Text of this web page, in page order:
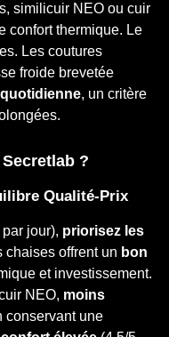
similicuir NEO ou cuir
confort thermique. Le
Les coutures
froide brevetée
, un critère
?
Qualité-Prix
jour), priorisez les
chaises offrent un bon
et investissement.
NEO, moins
conservant une